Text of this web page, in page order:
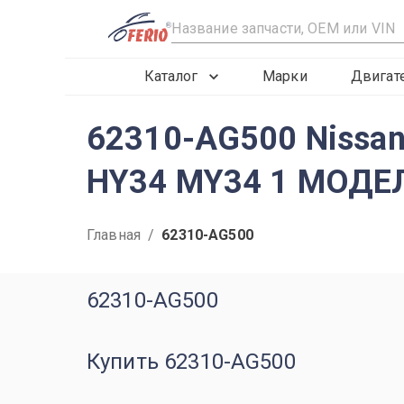
R
Каталог Марки
62310-AG500
HY34 MY34 1
Главная / 62310-AG500
62310-AG500
Купить 62310-AG500